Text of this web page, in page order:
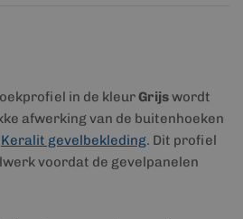
in de kleurGrijswordt
afwerking van de buitenhoeken
Keralit gevelbekleding. Dit profiel
voordat de gevelpanelen